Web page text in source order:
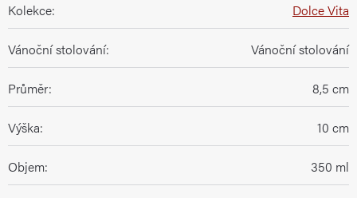
Kolekce: Dolce Vita
Vánoční stolování: Vánoční stolování
Průměr: 8,5 cm
Výška: 10 cm
Objem: 350 ml